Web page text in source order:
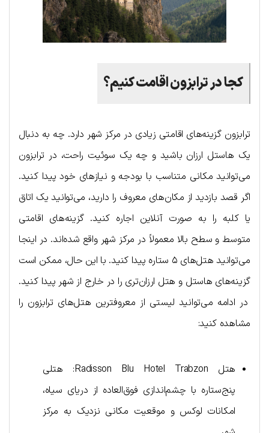
کجا در ترابزون اقامت کنیم؟
ترابزون گزینه‌های اقامتی زیادی در مرکز شهر دارد. چه به دنبال
یک هاستل ارزان باشید و چه یک سوئیت راحت، در ترابزون
می‌توانید مکانی متناسب با بودجه و نیازهای خود پیدا کنید.
اگر قصد بازدید از مکان‌های معروف را دارید، می‌توانید یک اتاق
یا کلبه را به صورت آنلاین اجاره کنید. گزینه‌های اقامتی
متوسط ​​و سطح بالا معمولاً در مرکز شهر واقع شده‌اند. در اینجا
می‌توانید هتل‌های ۵ ستاره پیدا کنید. با این حال، ممکن است
گزینه‌های هاستل و هتل ارزان‌تری را در خارج از شهر پیدا کنید.
در ادامه می‌توانید لیستی از معروفترین هتل‌های ترابزون را
مشاهده کنید:
هتل Radisson Blu Hotel Trabzon: هتلی
پنج‌ستاره با چشم‌اندازی فوق‌العاده از دریای سیاه،
امکانات لوکس و موقعیت مکانی نزدیک به مرکز